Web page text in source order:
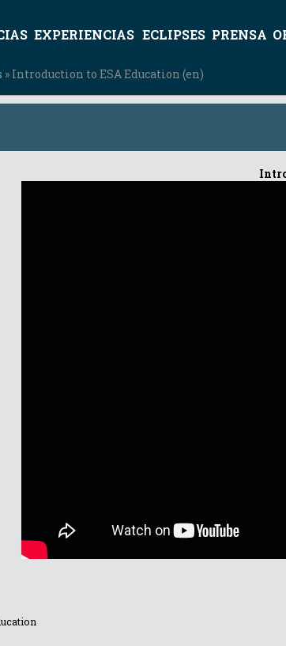
EXPERIENCIAS ECLIPSES PRENSA
» Introduction to ESA Education (en)